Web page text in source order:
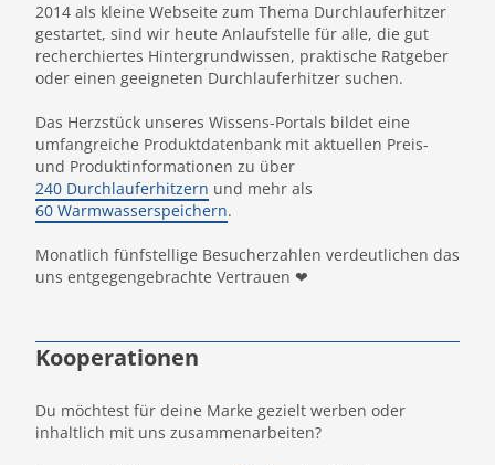
2014 als kleine Webseite zum Thema Durchlauferhitzer
gestartet, sind wir heute Anlaufstelle für alle, die gut
recherchiertes Hintergrundwissen, praktische Ratgeber
oder einen geeigneten Durchlauferhitzer suchen.
Das Herzstück unseres Wissens-Portals bildet eine
umfangreiche Produktdatenbank mit aktuellen Preis-
und Produktinformationen zu über
240 Durchlauferhitzern und mehr als
60 Warmwasserspeichern.
Monatlich fünfstellige Besucherzahlen verdeutlichen das
uns entgegengebrachte Vertrauen ❤
Kooperationen
Du möchtest für deine Marke gezielt werben oder
inhaltlich mit uns zusammenarbeiten?